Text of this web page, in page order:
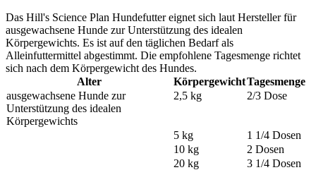
Das Hill's Science Plan Hundefutter eignet sich laut Hersteller für
ausgewachsene Hunde zur Unterstützung des idealen
Körpergewichts. Es ist auf den täglichen Bedarf als
Alleinfuttermittel abgestimmt. Die empfohlene Tagesmenge richtet
sich nach dem Körpergewicht des Hundes.
Alter
KörpergewichtTagesmenge
ausgewachsene Hunde zur
Unterstützung des idealen
Körpergewichts
2,5 kg 2/3 Dose
5 kg
1 1/4 Dosen
10 kg
2 Dosen
20 kg
3 1/4 Dosen